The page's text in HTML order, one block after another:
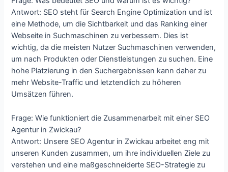
Antwort: SEO steht für Search Engine Optimization und ist
eine Methode, um die Sichtbarkeit und das Ranking einer
Webseite in Suchmaschinen zu verbessern. Dies ist
wichtig, da die meisten Nutzer Suchmaschinen verwenden,
um nach Produkten oder Dienstleistungen zu suchen. Eine
hohe Platzierung in den Suchergebnissen kann daher zu
mehr Website-Traffic und letztendlich zu höheren
Umsätzen führen.
Frage: Wie funktioniert die Zusammenarbeit mit einer SEO
Agentur in Zwickau?
Antwort: Unsere SEO Agentur in Zwickau arbeitet eng mit
unseren Kunden zusammen, um ihre individuellen Ziele zu
verstehen und eine maßgeschneiderte SEO-Strategie zu